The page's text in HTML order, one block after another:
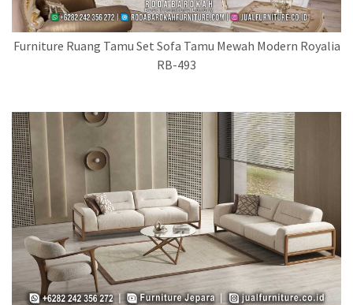
Furniture Ruang Tamu Set Sofa Tamu Mewah Modern Royalia
RB-493